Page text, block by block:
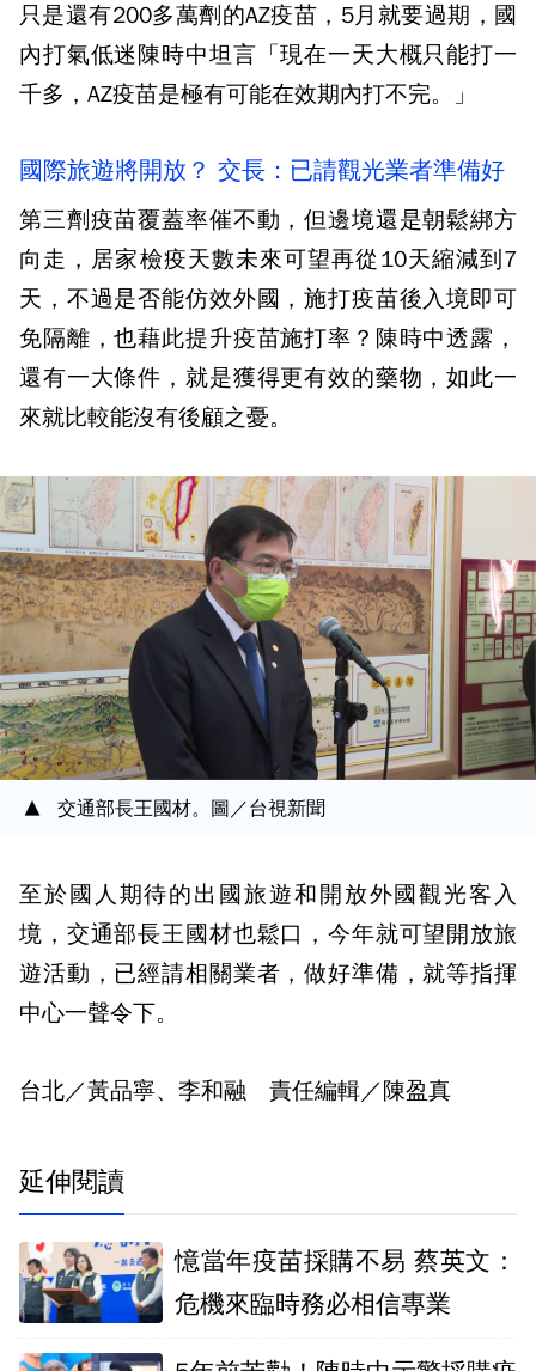
只是還有200多萬劑的AZ疫苗，5月就要過期，國
內打氣低迷陳時中坦言「現在一天大概只能打一
千多，AZ疫苗是極有可能在效期內打不完。」
國際旅遊將開放？ 交長：已請觀光業者準備好
第三劑疫苗覆蓋率催不動，但邊境還是朝鬆綁方
向走，居家檢疫天數未來可望再從10天縮減到7
天，不過是否能仿效外國，施打疫苗後入境即可
免隔離，也藉此提升疫苗施打率？陳時中透露，
還有一大條件，就是獲得更有效的藥物，如此一
來就比較能沒有後顧之憂。
交通部長王國材。圖／台視新聞
至於國人期待的出國旅遊和開放外國觀光客入
境，交通部長王國材也鬆口，今年就可望開放旅
遊活動，已經請相關業者，做好準備，就等指揮
中心一聲令下。
台北／黃品寧、李和融 責任編輯／陳盈真
延伸閱讀
憶當年疫苗採購不易 蔡英文：
危機來臨時務必相信專業